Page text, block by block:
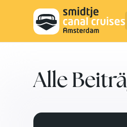
Grachtenfahrt Haarlem
Alle